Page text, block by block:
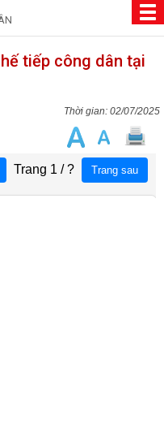
tiếp công dân tại
02/07/2025